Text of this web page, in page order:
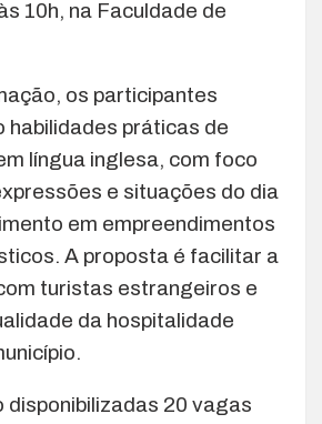
10h, na Faculdade de
os participantes
habilidades práticas de
língua inglesa, com foco
e situações do dia
em empreendimentos
A proposta é facilitar a
turistas estrangeiros e
da hospitalidade
disponibilizadas 20 vagas